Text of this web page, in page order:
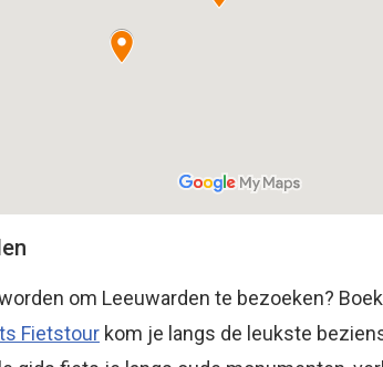
om Leeuwarden te bezoeken?
Fietstour kom je langs de leukste